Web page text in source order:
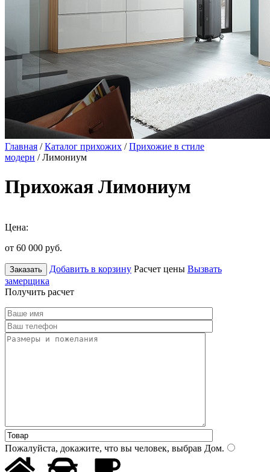
Главная /Каталог прихожих /Прихожие в стиле
модерн / Лимониум
Прихожая Лимониум
Цена:
от 60 000 руб.
Заказать Добавить в корзину Расчет цены Вызвать
замерщика
Получить расчет
Пожалуйста, докажите, что вы человек, выбрав Дом.